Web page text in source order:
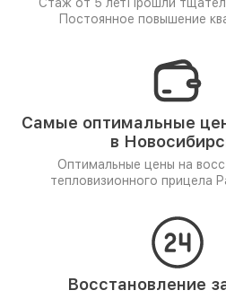
Постоянное повышение
Самые оптимальные
в
Оптимальные цены на
тепловизионного прицела
Восстановление